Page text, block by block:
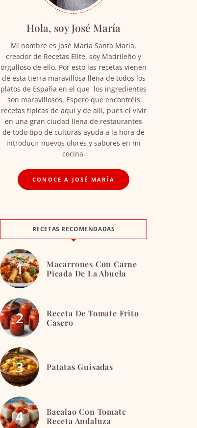
Hola, soy José María
Mi nombre es José María Santa María,
creador de Recetas Elite, soy Madrileño y
orgulloso de ello. Por esto las recetas vienen
de esta tierra maravillosa llena de todos los
platos de España en el que los ingredientes
son maravillosos. Espero que encontréis
recetas típicas de aquí y de allí, pues el vivir
en una gran ciudad llena de restaurantes
de todo tipo de culturas ayuda a la hora de
introducir nuevos olores y sabores en mi
cocina.
CONOCE A JOSÉ MARÍA
RECETAS RECOMENDADAS
Macarrones Con Carne
Picada De La Abuela
Receta De Tomate Frito
Casero
Patatas Guisadas
Bacalao Con Tomate
Receta Andaluza